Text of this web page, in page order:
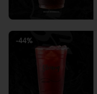
-44%